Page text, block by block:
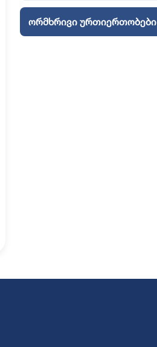
ორმხრივი ურთიერთობები